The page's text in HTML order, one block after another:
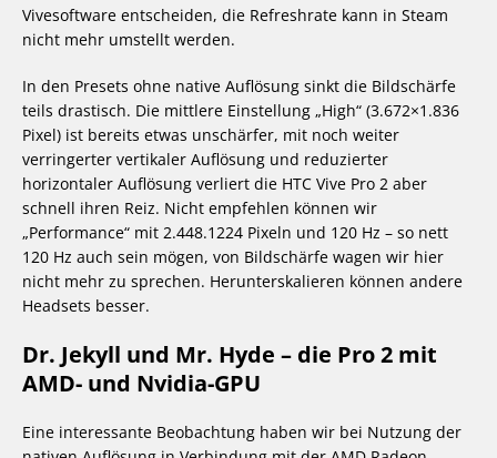
Vivesoftware entscheiden, die Refreshrate kann in Steam
nicht mehr umstellt werden.
In den Presets ohne native Auflösung sinkt die Bildschärfe
teils drastisch. Die mittlere Einstellung „High“ (3.672×1.836
Pixel) ist bereits etwas unschärfer, mit noch weiter
verringerter vertikaler Auflösung und reduzierter
horizontaler Auflösung verliert die HTC Vive Pro 2 aber
schnell ihren Reiz. Nicht empfehlen können wir
„Performance“ mit 2.448.1224 Pixeln und 120 Hz – so nett
120 Hz auch sein mögen, von Bildschärfe wagen wir hier
nicht mehr zu sprechen. Herunterskalieren können andere
Headsets besser.
Dr. Jekyll und Mr. Hyde – die Pro 2 mit
AMD- und Nvidia-GPU
Eine interessante Beobachtung haben wir bei Nutzung der